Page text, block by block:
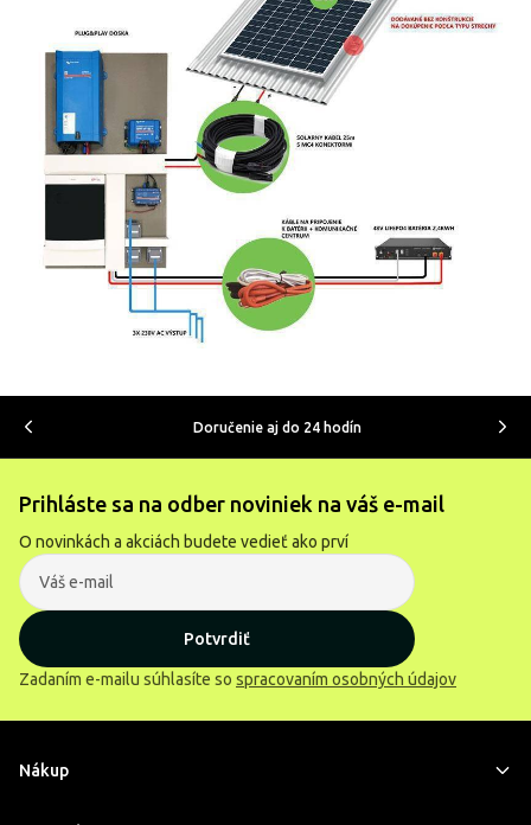
Doručenie aj do 24 hodín
Prihláste sa na odber noviniek na váš e-mail
O novinkách a akciách budete vedieť ako prví
Potvrdiť
Zadaním e-mailu súhlasíte so spracovaním osobných údajov
Nákup